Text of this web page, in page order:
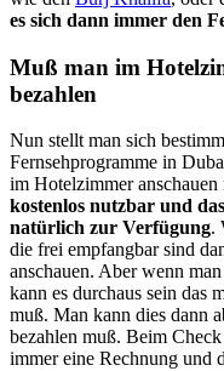
es sich dann immer den
Muß man im
bezahlen
Nun stellt man sich
Fernsehprogramme in
im Hotelzimmer anschauen
kostenlos nutzbar und
natürlich zur Verfügung.
die frei empfangbar sind
anschauen. Aber wenn
kann es durchaus sein das
muß. Man kann dies dann
bezahlen muß. Beim
immer eine Rechnung und